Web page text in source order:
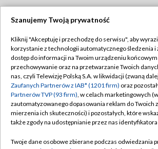
TVP
Abonament TVP
Emisja w TVP
Centrum informacji TVP
Naziemna Telewizja Cyfrowa
Regulamin TVP
Polityka prywatności
Moje zgody
Pomoc
Szanujemy Twoją prywatność
Kliknij "Akceptuję i przechodzę do serwisu", aby
korzystanie z technologii automatycznego śledzenia i
dostęp do informacji na Twoim urządzeniu końcowym
przechowywanie oraz na przetwarzanie Twoich
nas, czyli Telewizję Polską S.A. w likwidacji (zwaną
Zaufanych Partnerów z IAB* (1201 firm) oraz
Partnerów TVP (93 firm), w celach marketingowych
zautomatyzowanego dopasowania reklam do Twoich
mierzenia ich skuteczności) i pozostałych, które
także zgody na udostępnianie przez nas identyfikatora
Twoje dane osobowe zbierane podczas odwiedzania